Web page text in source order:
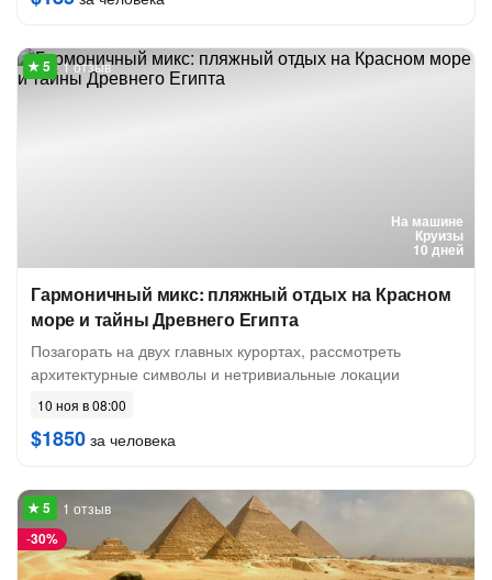
На машине
Круизы
10 дней
1 отзыв
Гармоничный микс: пляжный отдых на Красном
море и тайны Древнего Египта
Позагорать на двух главных курортах, рассмотреть
архитектурные символы и нетривиальные локации
10 ноя в 08:00
$1850 за человека
-30%
1 отзыв